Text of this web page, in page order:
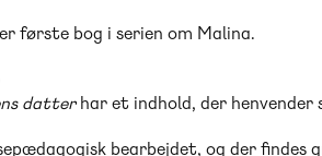
første bog i serien om Malina.
datterhar et indhold, der henvender
bearbejdet, og der findes